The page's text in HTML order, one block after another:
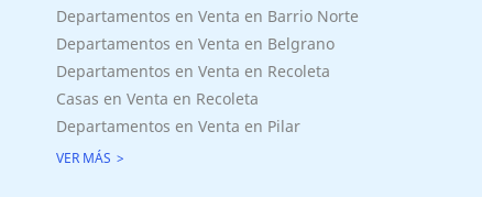
Departamentos en Venta en Barrio Norte
Departamentos en Venta en Belgrano
Departamentos en Venta en Recoleta
Casas en Venta en Recoleta
Departamentos en Venta en Pilar
VER MÁS